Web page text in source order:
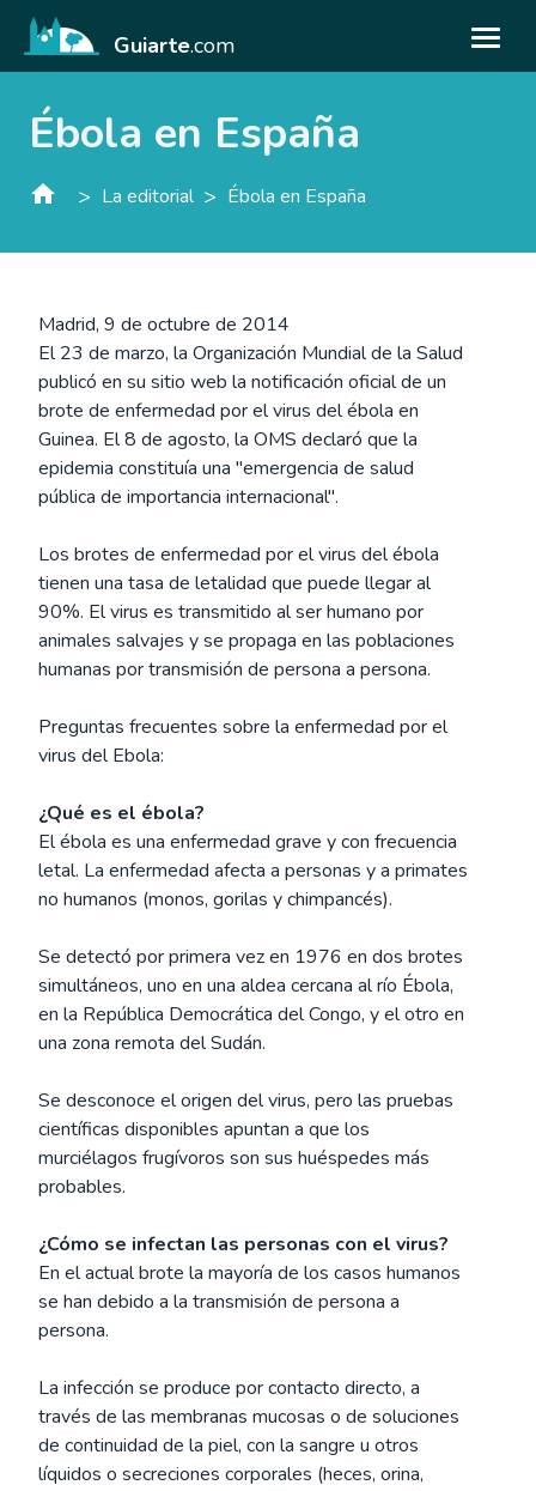
Guiarte.com
Ébola en España
> La editorial > Ébola en España
Madrid, 9 de octubre de 2014
El 23 de marzo, la Organización Mundial de la Salud
publicó en su sitio web la notificación oficial de un
brote de enfermedad por el virus del ébola en
Guinea. El 8 de agosto, la OMS declaró que la
epidemia constituía una "emergencia de salud
pública de importancia internacional".
Los brotes de enfermedad por el virus del ébola
tienen una tasa de letalidad que puede llegar al
90%. El virus es transmitido al ser humano por
animales salvajes y se propaga en las poblaciones
humanas por transmisión de persona a persona.
Preguntas frecuentes sobre la enfermedad por el
virus del Ebola:
¿Qué es el ébola?
El ébola es una enfermedad grave y con frecuencia
letal. La enfermedad afecta a personas y a primates
no humanos (monos, gorilas y chimpancés).
Se detectó por primera vez en 1976 en dos brotes
simultáneos, uno en una aldea cercana al río Ébola,
en la República Democrática del Congo, y el otro en
una zona remota del Sudán.
Se desconoce el origen del virus, pero las pruebas
científicas disponibles apuntan a que los
murciélagos frugívoros son sus huéspedes más
probables.
¿Cómo se infectan las personas con el virus?
En el actual brote la mayoría de los casos humanos
se han debido a la transmisión de persona a
persona.
La infección se produce por contacto directo, a
través de las membranas mucosas o de soluciones
de continuidad de la piel, con la sangre u otros
líquidos o secreciones corporales (heces, orina,